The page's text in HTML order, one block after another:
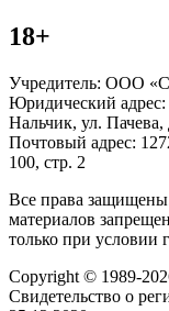
18+
Учредитель: ООО
Юридический адрес:
Нальчик, ул. Пачева,
Почтовый адрес:
100, стр. 2
Все права
материалов
только при условии
Copyright © 1989-
Свидетельство о